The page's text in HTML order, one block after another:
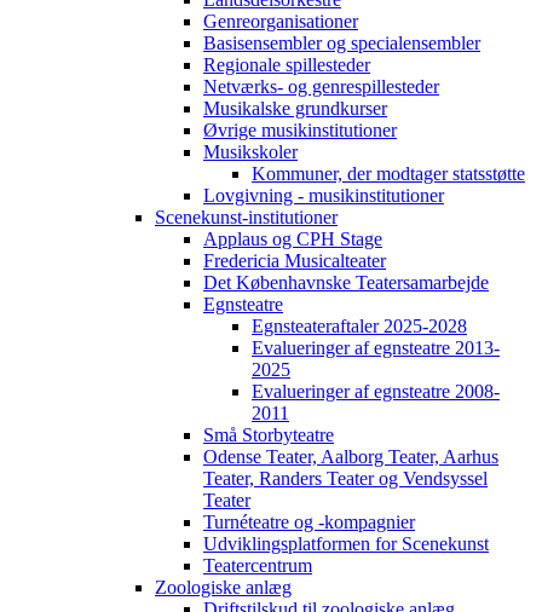
Genreorganisationer
Basisensembler og specialensembler
Regionale spillesteder
Netværks- og genrespillesteder
Musikalske grundkurser
Øvrige musikinstitutioner
Musikskoler
Kommuner, der modtager statsstøtte
Lovgivning - musikinstitutioner
Scenekunst-institutioner
Applaus og CPH Stage
Fredericia Musicalteater
Det Københavnske Teatersamarbejde
Egnsteatre
Egnsteateraftaler 2025-2028
Evalueringer af egnsteatre 2013-
2025
Evalueringer af egnsteatre 2008-
2011
Små Storbyteatre
Odense Teater, Aalborg Teater, Aarhus
Teater, Randers Teater og Vendsyssel
Teater
Turnéteatre og -kompagnier
Udviklingsplatformen for Scenekunst
Teatercentrum
Zoologiske anlæg